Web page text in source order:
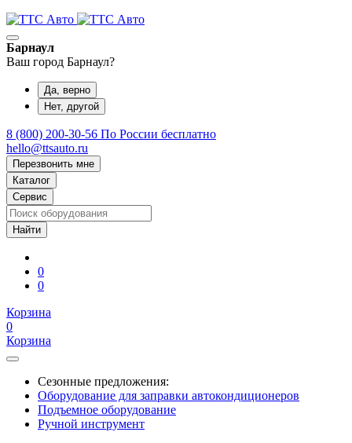
Барнаул
Ваш город Барнаул?
Да, верно
Нет, другой
8 (800) 200-30-56 По России бесплатно
hello@ttsauto.ru
Перезвонить мне
Каталог
Сервис
0
0
Корзина
0
Корзина
Сезонные предложения:
Оборудование для заправки автокондиционеров
Подъемное оборудование
Ручной инструмент